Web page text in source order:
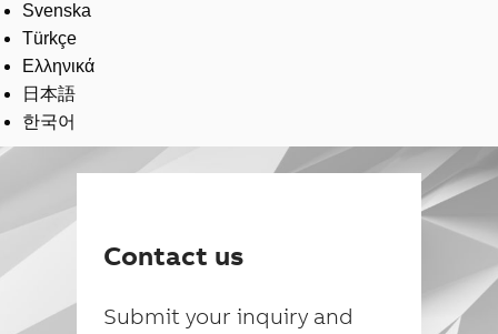
Svenska
Türkçe
Ελληνικά
日本語
한국어
Contact us
Submit your inquiry and